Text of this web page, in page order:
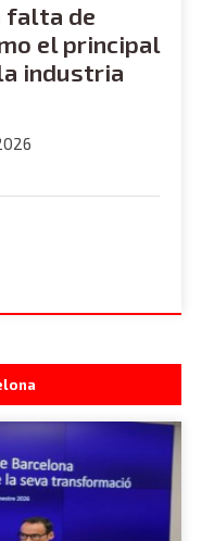
falta de
el principal
industria